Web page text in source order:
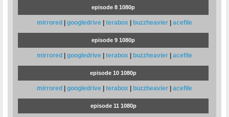
episode 8 1080p
mirrored googledrive terabox buzzheavier acefile
episode 9 1080p
mirrored googledrive terabox buzzheavier acefile
episode 10 1080p
mirrored googledrive terabox buzzheavier acefile
episode 11 1080p